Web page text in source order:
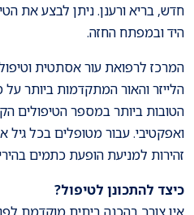
חדש, בריא ורענן. ניתן לבצע את
היד ובמפתח החזה.
המרכז לרפואת עור אסתטית וטיפולי
הלייזר והאור המתקדמות ביותר
הטובות ביותר במספר הטיפולים
ואפקטיבי. עבור מטופלים בכל גיל
זהירות למניעת הופעת כתמים
כיצד להתכונן לטיפול?